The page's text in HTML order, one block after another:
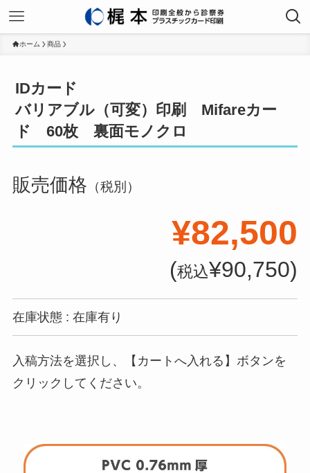
ホーム 商品
IDカード
バリアブル（可変）印刷 Mifareカー
ド 60枚 裏面モノクロ
販売価格 （税別）
¥82,500
(税込¥90,750)
在庫状態 : 在庫有り
入稿方法を選択し、【カートへ入れる】ボタンを
クリックしてください。